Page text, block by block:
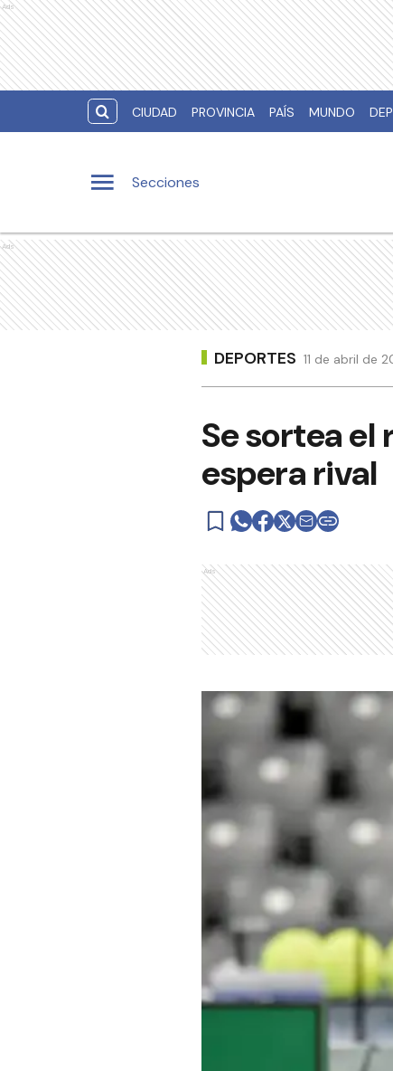
Ads
CIUDAD PROVINCIA PAÍS MUNDO
Secciones
Ads
DEPORTES 11 de abril de
Se sortea el
espera rival
Ads